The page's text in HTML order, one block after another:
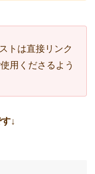
トは直接リンク
用くださるよう
↓